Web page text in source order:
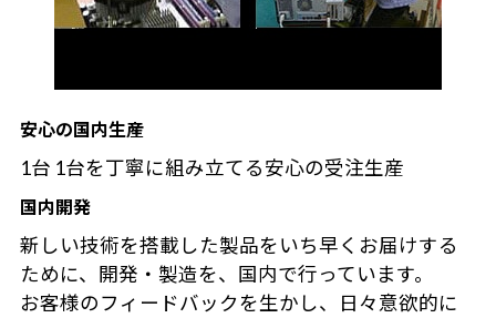
安心の国内生産
1台 1台を丁寧に組み立てる安心の受注生産
国内開発
新しい技術を搭載した製品をいち早くお届けする
ために、開発・製造を、国内で行っています。
お客様のフィードバックを生かし、日々意欲的に